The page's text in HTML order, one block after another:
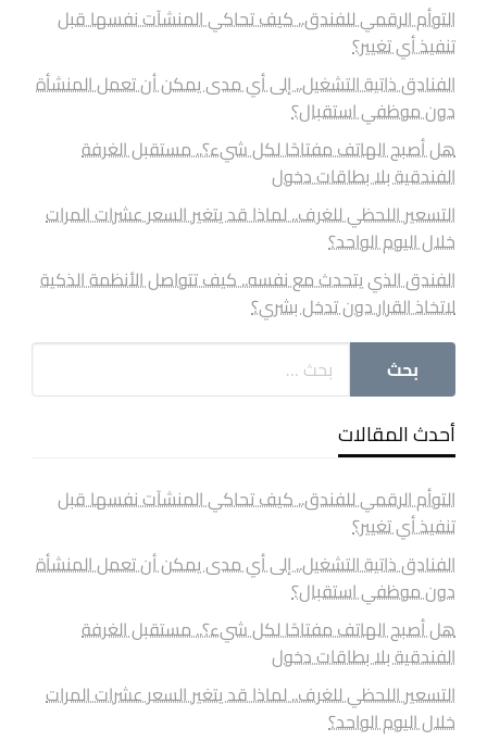
التوأم الرقمي للفندق.. كيف تحاكي المنشآت نفسها قبل
تنفيذ أي تغيير؟
الفنادق ذاتية التشغيل.. إلى أي مدى يمكن أن تعمل المنشأة
دون موظفي استقبال؟
هل أصبح الهاتف مفتاحًا لكل شيء؟.. مستقبل الغرفة
الفندقية بلا بطاقات دخول
التسعير اللحظي للغرف.. لماذا قد يتغير السعر عشرات المرات
خلال اليوم الواحد؟
الفندق الذي يتحدث مع نفسه.. كيف تتواصل الأنظمة الذكية
لاتخاذ القرار دون تدخل بشري؟
أحدث المقالات
التوأم الرقمي للفندق.. كيف تحاكي المنشآت نفسها قبل
تنفيذ أي تغيير؟
الفنادق ذاتية التشغيل.. إلى أي مدى يمكن أن تعمل المنشأة
دون موظفي استقبال؟
هل أصبح الهاتف مفتاحًا لكل شيء؟.. مستقبل الغرفة
الفندقية بلا بطاقات دخول
التسعير اللحظي للغرف.. لماذا قد يتغير السعر عشرات المرات
خلال اليوم الواحد؟